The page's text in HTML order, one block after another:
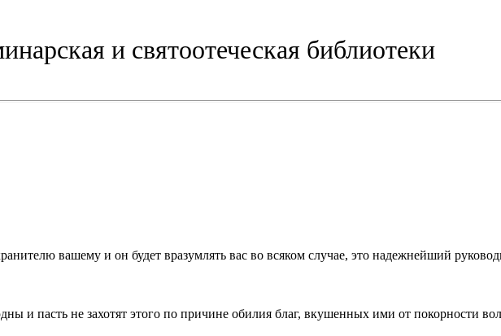
и святоотеческая библиотеки
вашему и он будет вразумлять вас во всяком случае, это надежнейший
и пасть не захотят этого по причине обилия благ, вкушенных ими от покорности